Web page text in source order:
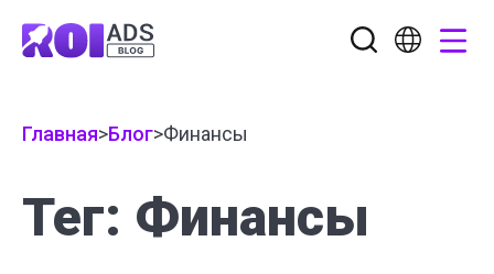
Главная>Блог>Финансы
Тег: Финансы